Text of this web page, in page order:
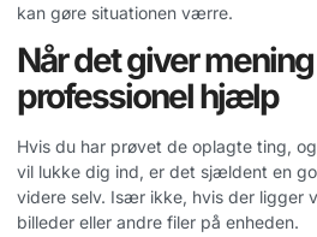
kan gøre situationen værre.
Når det giver
professionel hjælp
Hvis du har prøvet de oplagte ting,
vil lukke dig ind, er det sjældent en
videre selv. Især ikke, hvis der ligger
billeder eller andre filer på enheden.